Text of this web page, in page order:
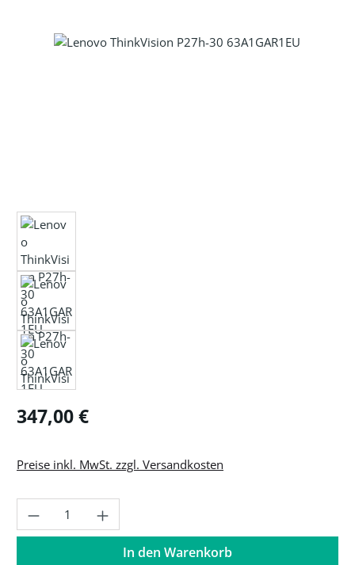
Bildergalerie überspringen
Regulärer Preis:
347,00 €
Preise inkl. MwSt. zzgl. Versandkosten
Produkt Anzahl: Gib den gewünschten
In den Warenkorb